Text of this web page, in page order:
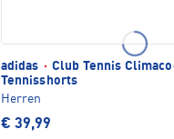
adidas · Club Tennis
Tennisshorts
Herren
€ 39,99